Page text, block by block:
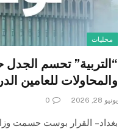
محليات
“التربية” تحسم
والمحاولات للعامين
يونيو 28, 2026 0
بغداد – القرار بوست حسمت